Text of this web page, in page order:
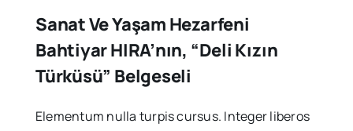
Sanat Ve Yaşam Hezarfeni
Bahtiyar HIRA’nın, “Deli Kızın
Türküsü” Belgeseli
Elementum nulla turpis cursus. Integer liberos